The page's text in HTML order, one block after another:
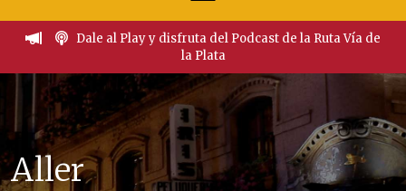
Dale al Play y disfruta del Podcast de la Ruta Vía de
la Plata
Aller